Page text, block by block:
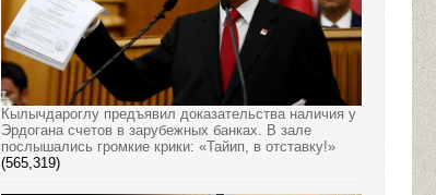
Кылычдароглу предъявил доказательства наличия у
Эрдогана счетов в зарубежных банках. В зале
послышались громкие крики: «Тайип, в отставку!»
(565,319)